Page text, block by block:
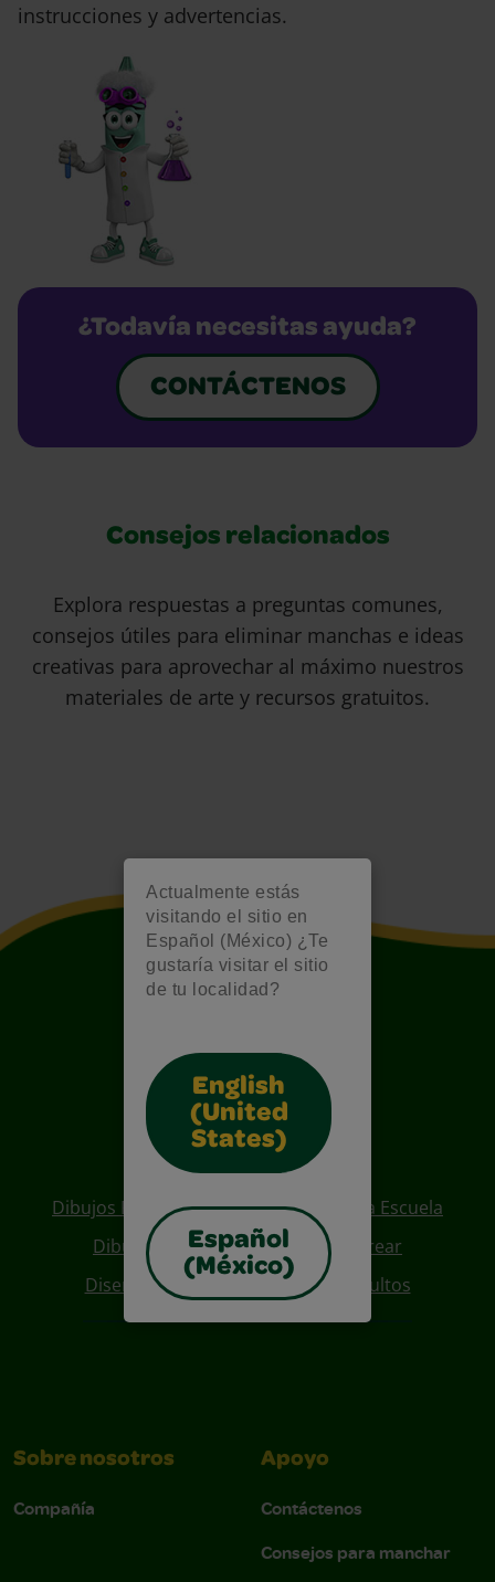
Actualmente estás
visitando el sitio en
Español (México) ¿Te
gustaría visitar el sitio
de tu localidad?
English
(United
States)
Español
(México)
instrucciones y advertencias.
¿Todavía necesitas ayuda?
CONTÁCTENOS
Consejos relacionados
Explora respuestas a preguntas comunes,
consejos útiles para eliminar manchas e ideas
creativas para aprovechar al máximo nuestros
materiales de arte y recursos gratuitos.
Also of Interest
Dibujos Para Colorear De Regreso A La Escuela
Dibujos De Personajes Para Colorear
Diseños Para Coloreables Para Adultos
Sobre nosotros
Compañía
Apoyo
Contáctenos
Consejos para manchar